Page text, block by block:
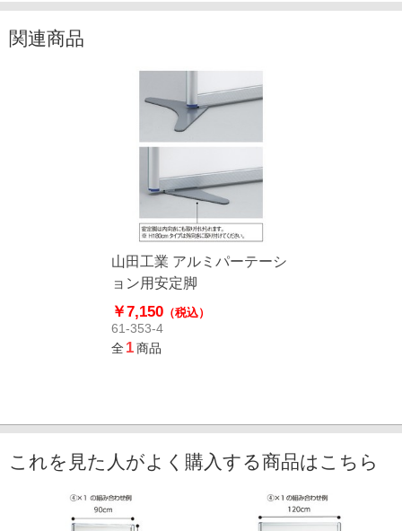
関連商品
山田工業 アルミパーテーシ
ョン用安定脚
￥7,150（税込）
61-353-4
全1商品
これを見た人がよく購入する商品はこちら